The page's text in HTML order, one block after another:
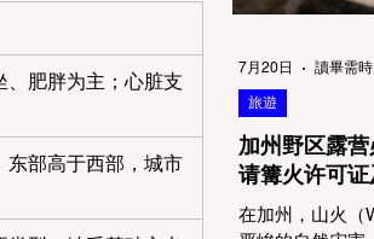
、肥胖为主；心脏支
东部高于西部，城市
草甸
加州野区露
请篝火许可
在加州，山火（
旅遊
7月20日 讀畢需